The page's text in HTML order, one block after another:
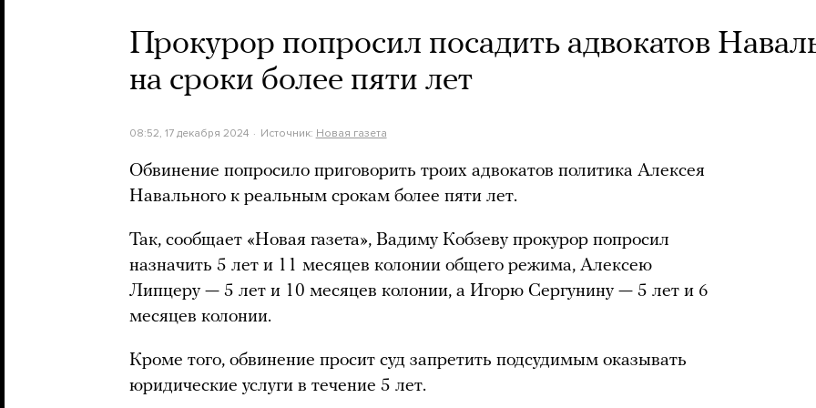
Прокурор попросил посадить адвокатов
на сроки более пяти лет
08:52, 17 декабря 2024 Источник: Новая газета
Обвинение попросило приговорить троих адвокатов политика Алексея
Навального к реальным срокам более пяти лет.
Так, сообщает «Новая газета», Вадиму Кобзеву прокурор попросил
назначить 5 лет и 11 месяцев колонии общего режима, Алексею
Липцеру — 5 лет и 10 месяцев колонии, а Игорю Сергунину — 5 лет и 6
месяцев колонии.
Кроме того, обвинение просит суд запретить подсудимым оказывать
юридические услуги в течение 5 лет.